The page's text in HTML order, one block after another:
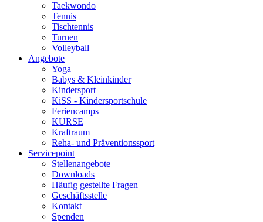
Taekwondo
Tennis
Tischtennis
Turnen
Volleyball
Angebote
Yoga
Babys & Kleinkinder
Kindersport
KiSS - Kindersportschule
Feriencamps
KURSE
Kraftraum
Reha- und Präventionssport
Servicepoint
Stellenangebote
Downloads
Häufig gestellte Fragen
Geschäftsstelle
Kontakt
Spenden